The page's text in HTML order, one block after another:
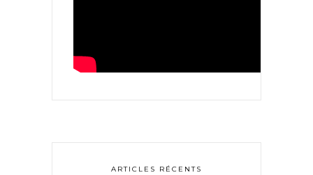
ARTICLES RÉCENTS